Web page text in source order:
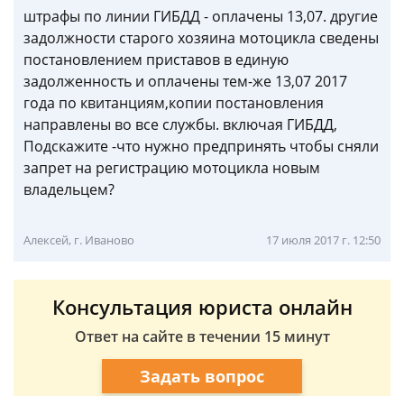
штрафы по линии ГИБДД - оплачены 13,07. другие
задолжности старого хозяина мотоцикла сведены
постановлением приставов в единую
задолженность и оплачены тем-же 13,07 2017
года по квитанциям,копии постановления
направлены во все службы. включая ГИБДД,
Подскажите -что нужно предпринять чтобы сняли
запрет на регистрацию мотоцикла новым
владельцем?
Алексей, г. Иваново 17 июля 2017 г. 12:50
Консультация юриста онлайн
Ответ на сайте в течении 15 минут
Задать вопрос